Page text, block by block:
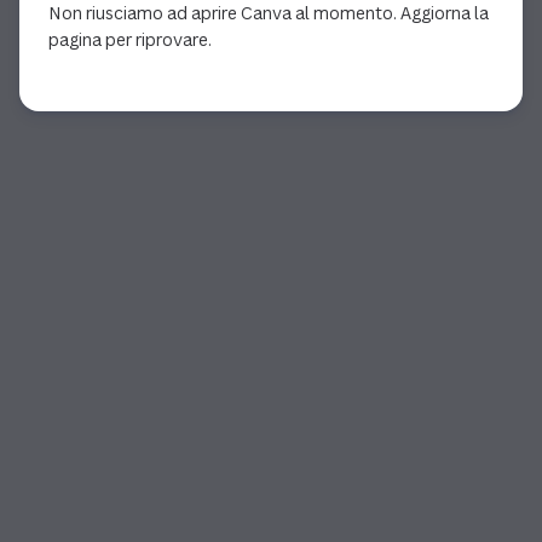
Non riusciamo ad aprire Canva al momento. Aggiorna la
pagina per riprovare.